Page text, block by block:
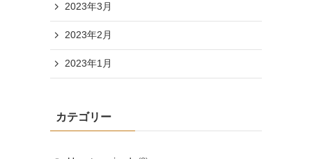
2023年3月
2023年2月
2023年1月
カテゴリー